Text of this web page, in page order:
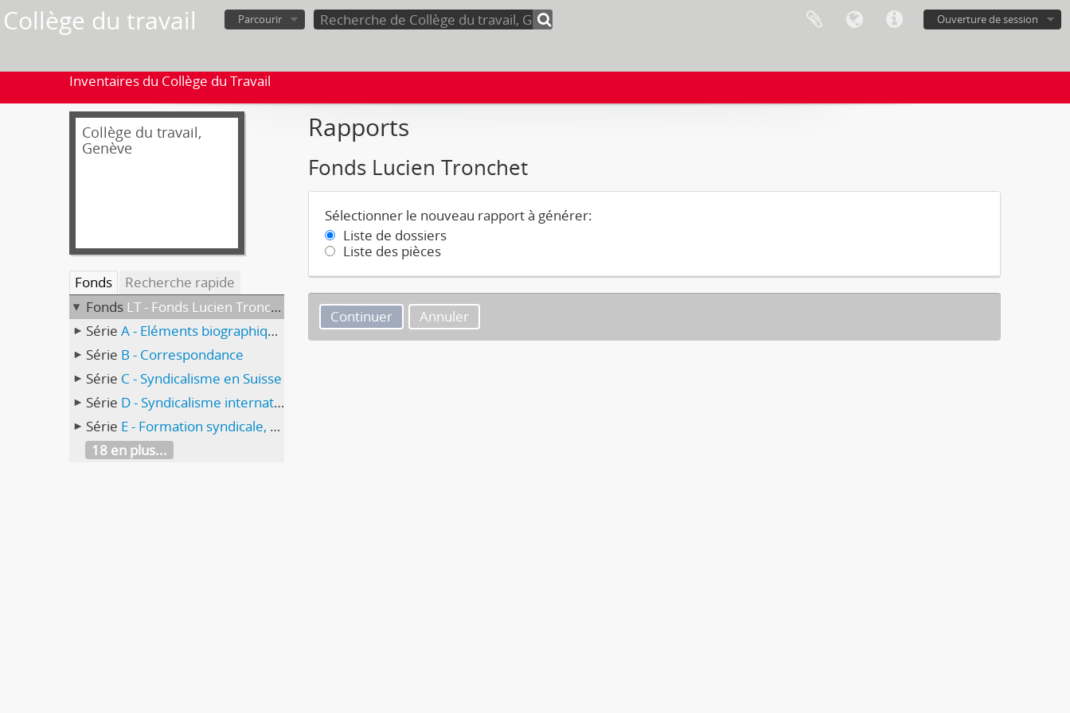
Collège du travail Ouverture de session
Parcourir
Inventaires du Collège du Travail
Collège du travail,
Genève
Fonds
Recherche rapide
Fonds LT - Fonds Lucien Tronchet
Série A - Eléments biographiques
Série B - Correspondance
Série C - Syndicalisme en Suisse
Série D - Syndicalisme international
Série E - Formation syndicale, éducation ouvrière, loisirs
18 en plus...
Rapports
Fonds Lucien Tronchet
Sélectionner le nouveau rapport à générer:
Liste de dossiers
Liste des pièces
Annuler